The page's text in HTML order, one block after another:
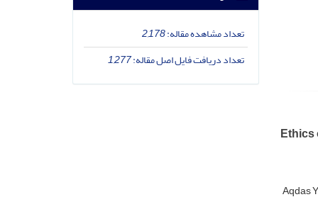
Ethics
Aqdas
تعداد مشاهده مقاله:2,178
تعداد دریافت فایل اصل مقاله:1,277